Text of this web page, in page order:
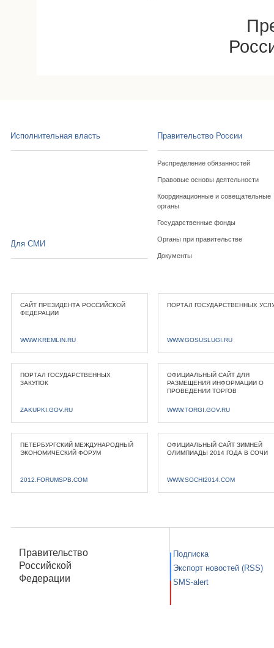
Исполнительная власть Правительство России
Распределение обязанностей
Правовые основы деятельности
Координационные и совещательные
органы
Государственные фонды
Органы при правительстве
Документы
Для СМИ
САЙТ ПРЕЗИДЕНТА РОССИЙСКОЙ
ФЕДЕРАЦИИ
WWW.KREMLIN.RU
ПОРТАЛ ГОСУДАРСТВЕННЫХ
WWW.GOSUSLUGI.RU
ПОРТАЛ ГОСУДАРСТВЕННЫХ
ЗАКУПОК
ZAKUPKI.GOV.RU
ОФИЦИАЛЬНЫЙ САЙТ ДЛЯ
РАЗМЕЩЕНИЯ ИНФОРМАЦИИ О
ПРОВЕДЕНИИ ТОРГОВ
WWW.TORGI.GOV.RU
ПЕТЕРБУРГСКИЙ МЕЖДУНАРОДНЫЙ
ЭКОНОМИЧЕСКИЙ ФОРУМ
2012.FORUMSPB.COM
ОФИЦИАЛЬНЫЙ САЙТ ЗИМНЕЙ
ОЛИМПИАДЫ 2014 ГОДА В СОЧИ
WWW.SOCHI2014.COM
Правительство
Российской
Федерации
Подписка
Экспорт новостей (RSS)
SMS-alert